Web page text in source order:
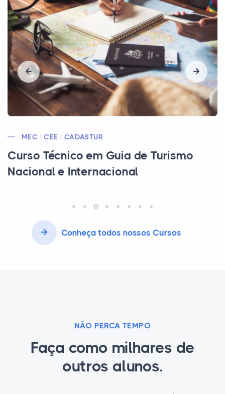
MEC | CEE | CFT
Curso Técnico em Mecânica Industrial
Conheça todos nossos Cursos
NÃO PERCA TEMPO
Faça como milhares de
outros alunos.